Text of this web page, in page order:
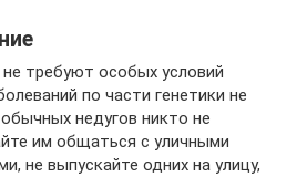
требуют особых условий
по части генетики не
недугов никто не
им общаться с уличными
не выпускайте одних на улицу,